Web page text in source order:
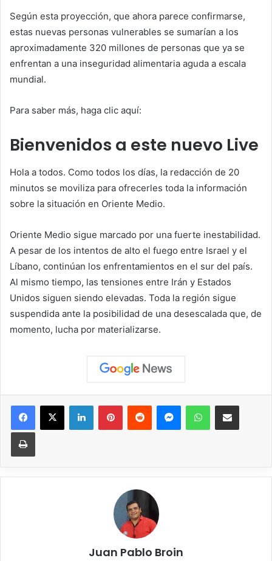
Según esta proyección, que ahora parece confirmarse,
estas nuevas personas vulnerables se sumarían a los
aproximadamente 320 millones de personas que ya se
enfrentan a una inseguridad alimentaria aguda a escala
mundial.
Para saber más, haga clic aquí:
Bienvenidos a este nuevo Live
Hola a todos. Como todos los días, la redacción de 20
minutos se moviliza para ofrecerles toda la información
sobre la situación en Oriente Medio.
Oriente Medio sigue marcado por una fuerte inestabilidad.
A pesar de los intentos de alto el fuego entre Israel y el
Líbano, continúan los enfrentamientos en el sur del país.
Al mismo tiempo, las tensiones entre Irán y Estados
Unidos siguen siendo elevadas. Toda la región sigue
suspendida ante la posibilidad de una desescalada que, de
momento, lucha por materializarse.
Facebook
X LinkedInPinterestReddit MessengerWhatsAppCompartir vía correo
Imprimir
Juan Pablo Broin